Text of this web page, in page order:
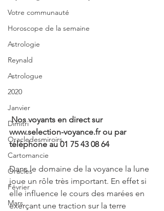
Votre communauté
Horoscope de la semaine
Astrologie
Reynald
Astrologue
2020
Janvier
Dimitri
Oracledesmiroirs
Cartomancie
Oracles
Février
Mars
Nos voyants en direct sur
www.selection-voyance.fr ou par
téléphone au 01 75 43 08 64
Dans le domaine de la voyance la lune
joue un rôle très important. En effet si
elle influence le cours des marées en
exerçant une traction sur la terre